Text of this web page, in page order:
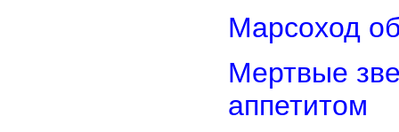
Марсоход
Мертвые
аппетитом